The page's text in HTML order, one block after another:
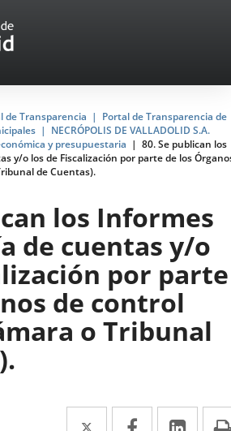
de Transparencia
Portal de Transparencia de
NECRÓPOLIS DE VALLADOLID S.A.
y presupuestaria
80. Se publican los
y/o los de Fiscalización por parte de los
de Cuentas).
los Informes
de cuentas y/o
por parte
de control
o Tribunal
Twitter
Enlace Facebook
Enlace